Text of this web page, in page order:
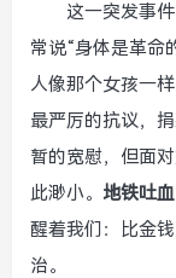
这一突发事
常说“身体是革命
人像那个女孩一
最严厉的抗议，
暂的宽慰，但面
此渺小。 地铁吐
醒着我们：比金
治。